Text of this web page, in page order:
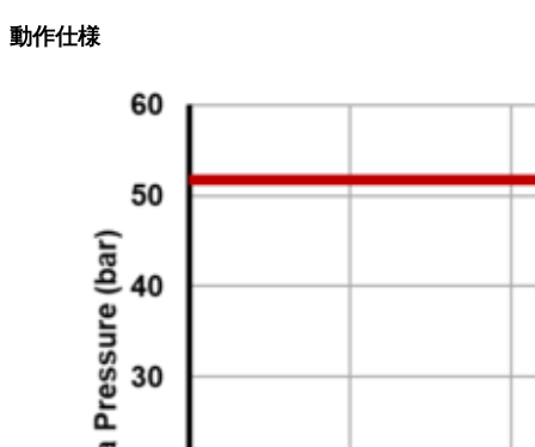
動作仕様